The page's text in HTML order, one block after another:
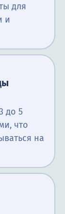
для
и
до 5
что
на